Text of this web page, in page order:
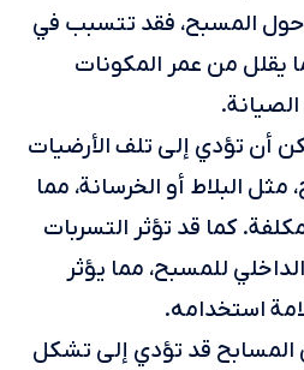
حول المسبح، فقد تتسبب في
يقلل من عمر المكونات
أن تؤدي إلى تلف الأرضيات
البلاط أو الخرسانة، مما
كما قد تؤثر التسربات
للمسبح، مما يؤثر
استخدامه.
المسابح قد تؤدي إلى تشكل